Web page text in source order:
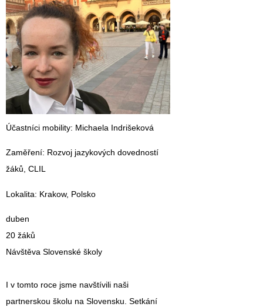
Účastníci mobility: Michaela Indrišeková
Zaměření: Rozvoj jazykových dovedností
žáků, CLIL
Lokalita: Krakow, Polsko
duben
20 žáků
Návštěva Slovenské školy
I v tomto roce jsme navštívili naši
partnerskou školu na Slovensku. Setkání